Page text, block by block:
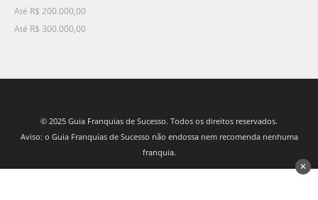
Até R$ 200.000,00
Até R$ 300.000,00
© 2025 Guia Franquias de Sucesso. Todos os direitos reservados.
Aviso: o Guia Franquias de Sucesso não endossa nem recomenda nenhuma
franquia.
✕